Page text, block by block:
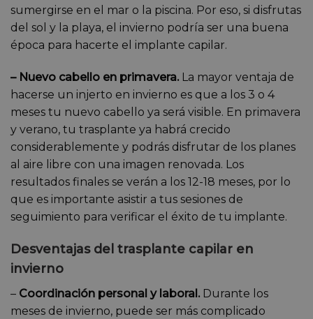
sumergirse en el mar o la piscina. Por eso, si disfrutas
del sol y la playa, el invierno podría ser una buena
época para hacerte el implante capilar.
– Nuevo cabello en primavera. La mayor ventaja de
hacerse un injerto en invierno es que a los 3 o 4
meses tu nuevo cabello ya será visible. En primavera
y verano, tu trasplante ya habrá crecido
considerablemente y podrás disfrutar de los planes
al aire libre con una imagen renovada. Los
resultados finales se verán a los 12-18 meses, por lo
que es importante asistir a tus sesiones de
seguimiento para verificar el éxito de tu implante.
Desventajas del trasplante capilar en
invierno
– Coordinación personal y laboral. Durante los
meses de invierno, puede ser más complicado